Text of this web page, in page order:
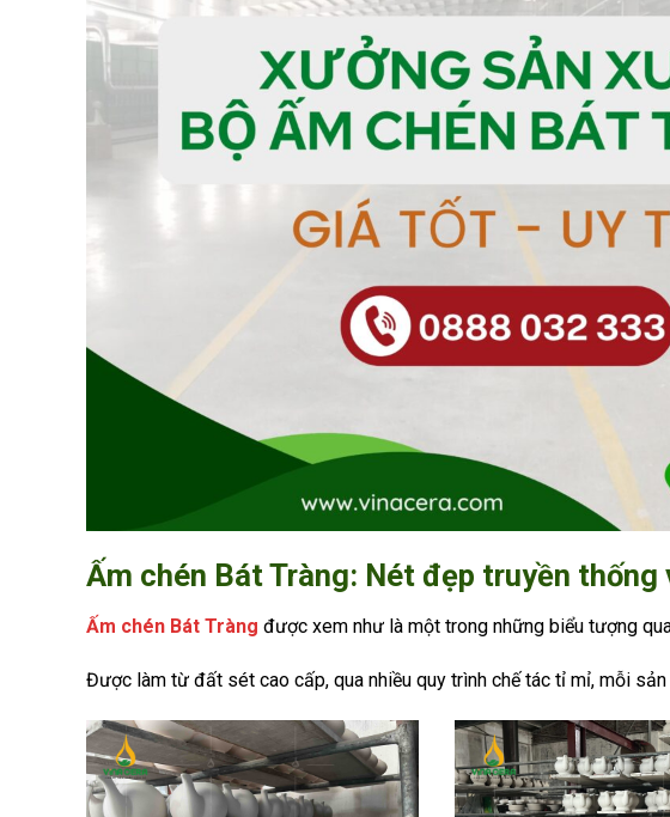
Ấm chén Bát Tràng: Nét đẹp truyền
Ấm chén Bát Tràng được xem như là một trong những biểu tượng
Được làm từ đất sét cao cấp, qua nhiều quy trình chế tác tỉ mỉ, mỗi